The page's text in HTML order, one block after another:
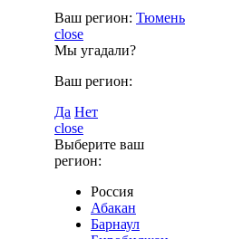
Ваш регион: Тюмень
close
Мы угадали?
Ваш регион:
Да Нет
close
Выберите ваш
регион:
Россия
Абакан
Барнаул